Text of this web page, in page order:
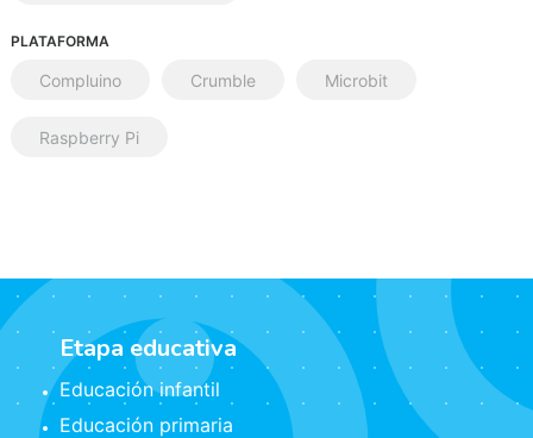
PLATAFORMA
Compluino Crumble Microbit
Raspberry Pi
Etapa educativa
Educación infantil
Educación primaria